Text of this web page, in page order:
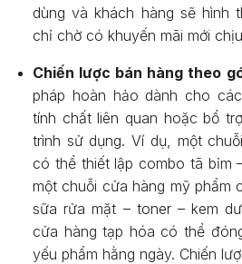
dùng và khách hàng sẽ hình
chỉ chờ có khuyến mãi mới
Chiến lược bán hàng theo
pháp hoàn hảo dành cho
tính chất liên quan hoặc bổ
trình sử dụng. Ví dụ, một
có thể thiết lập combo tã bỉm
một chuỗi cửa hàng mỹ phẩm
sữa rửa mặt – toner – kem
cửa hàng tạp hóa có thể
yếu phẩm hằng ngày. Chiến